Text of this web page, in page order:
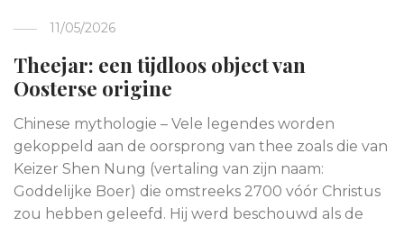
11/05/2026
Theejar: een tijdloos object van
Oosterse origine
Chinese mythologie – Vele legendes worden
gekoppeld aan de oorsprong van thee zoals die van
Keizer Shen Nung (vertaling van zijn naam:
Goddelijke Boer) die omstreeks 2700 vóór Christus
zou hebben geleefd. Hij werd beschouwd als de